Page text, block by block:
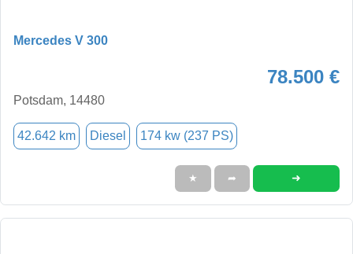
Mercedes V 300
78.500 €
Potsdam, 14480
42.642 km Diesel 174 kw (237 PS)
★ ➦ ➜